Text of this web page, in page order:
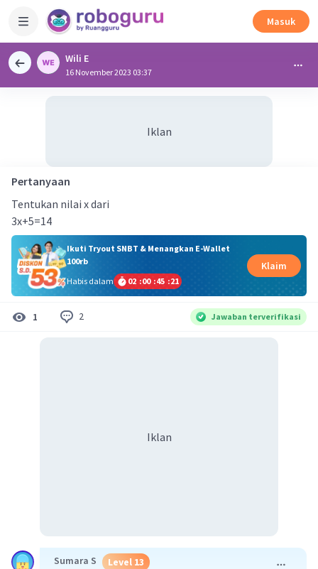
Masuk
Wili E
16 November 2023 03:37
Iklan
Pertanyaan
Tentukan nilai x dari
3x+5=14
Ikuti Tryout SNBT & Menangkan E-Wallet
100rb
Habis dalam
02 :00 :45 :21
Klaim
1 2 Jawaban terverifikasi
Iklan
Sumara S Level 13